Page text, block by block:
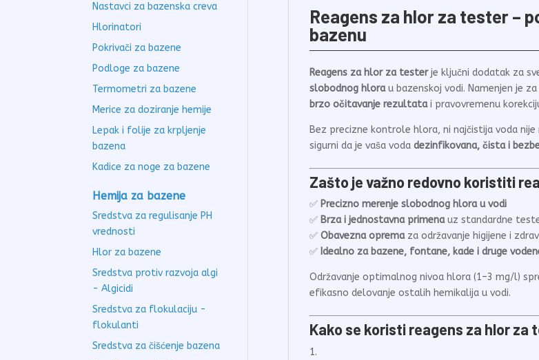
Reagens za hlor za tester –
bazenu
Reagens za hlor za testerje ključni dodatak za
slobodnog hlorau bazenskoj vodi. Namenjen je
brzo očitavanje rezultatai pravovremenu
Bez precizne kontrole hlora, ni najčistija voda
sigurni da je vaša voda dezinfikovana, čista i
Zašto je važno redovno koristiti
✅ Precizno merenje slobodnog hlora u vodi
✅ Brza i jednostavna primenauz standardne
✅ Obavezna opremaza održavanje higijene i
✅ Idealno za bazene, fontane, kade i druge
Održavanje optimalnog nivoa hlora (1–3 mg/l)
efikasno delovanje ostalih hemikalija u vodi.
Kako se koristi reagens za hlor za
Nastavci za bazenska creva
Hlorinatori
Pokrivači za bazene
Podloge za bazene
Termometri za bazene
Merice za doziranje hemije
Lepak i folije za krpljenje
bazena
Kadice za noge za bazene
Hemija za bazene
Sredstva za regulisanje PH
vrednosti
Hlor za bazene
Sredstva protiv razvoja algi
- Algicidi
Sredstva za flokulaciju -
flokulanti
Sredstva za čišćenje bazena